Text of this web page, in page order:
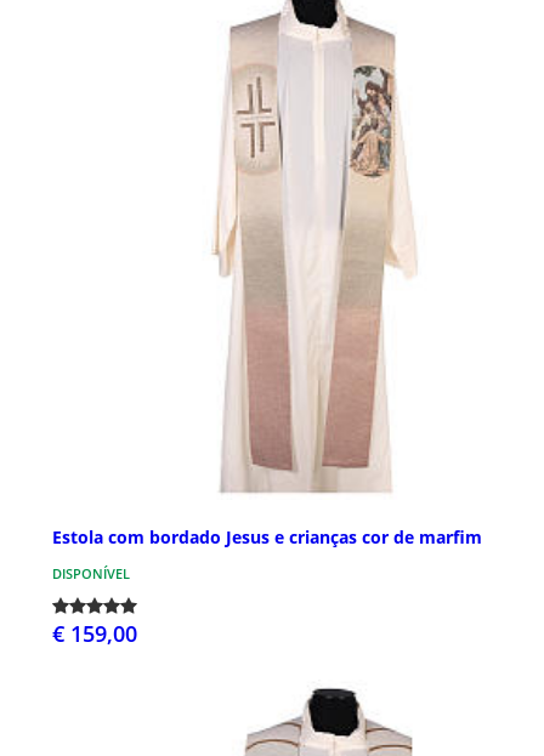
Estola com bordado Jesus e crianças cor de marfim
DISPONÍVEL
€ 159,00